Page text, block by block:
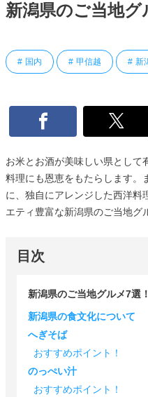
新潟県のご当地グ
国内 甲信越 新
お米とお酒が美味しい県として
料理にも恩恵をもたらします。
に、独自にアレンジした西洋料
エティ豊富な新潟県のご当地グ
目次
新潟県のご当地グルメ7選！
新潟県の食文化について
へぎそば
おすすめポイント！
のっぺい汁
おすすめポイント！